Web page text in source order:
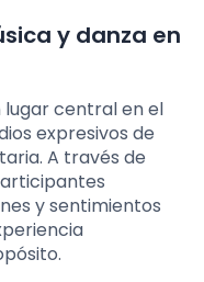
y danza en
lugar central en el
expresivos de
A través de
y sentimientos